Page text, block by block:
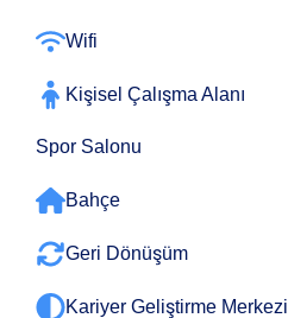
Wifi
Kişisel Çalışma Alanı
Spor Salonu
Bahçe
Geri Dönüşüm
Kariyer Geliştirme Merkezi